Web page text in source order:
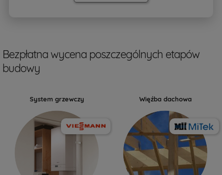
Bezpłatna wycena poszczególnych etapów
budowy
System grzewczy Więźba dachowa